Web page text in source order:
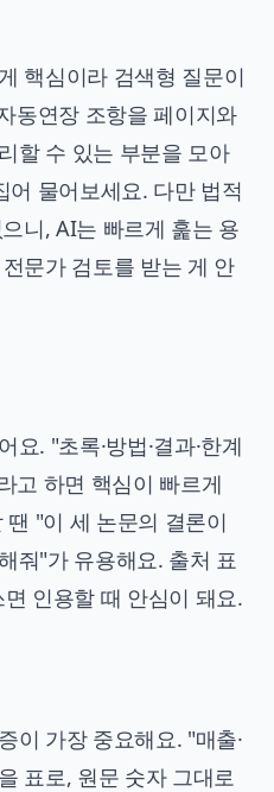
핵심이라 검색형 질문이
동연장 조항을 페이지와
할 수 있는 부분을 모아
물어보세요. 다만 법적
니, AI는 빠르게 훑는 용
문가 검토를 받는 게 안
. "초록·방법·결과·한계
고 하면 핵심이 빠르게
"이 세 논문의 결론이
줘"가 유용해요. 출처 표
인용할 때 안심이 돼요.
이 가장 중요해요. "매출·
표로, 원문 숫자 그대로